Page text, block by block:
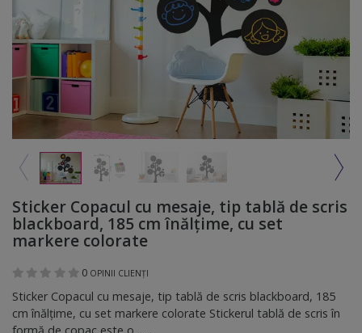
Sticker Copacul cu mesaje, tip tablă de scris
blackboard, 185 cm înălţime, cu set
markere colorate
0 OPINII CLIENȚI
Sticker Copacul cu mesaje, tip tablă de scris blackboard, 185
cm înălţime, cu set markere colorate Stickerul tablă de scris în
formă de copac este o ......